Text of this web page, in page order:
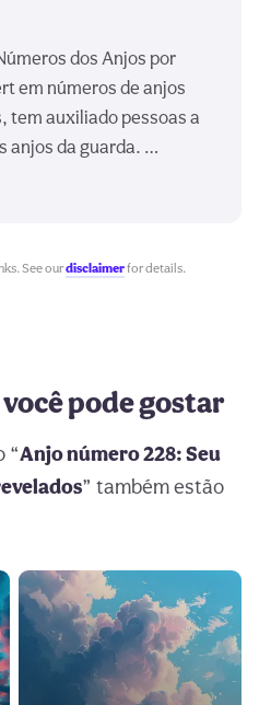
dos Anjos por
em números de anjos
tem auxiliado pessoas a
anjos da guarda. …
See ourdisclaimerfor details.
pode gostar
“Anjo número 228: Seu
” também estão